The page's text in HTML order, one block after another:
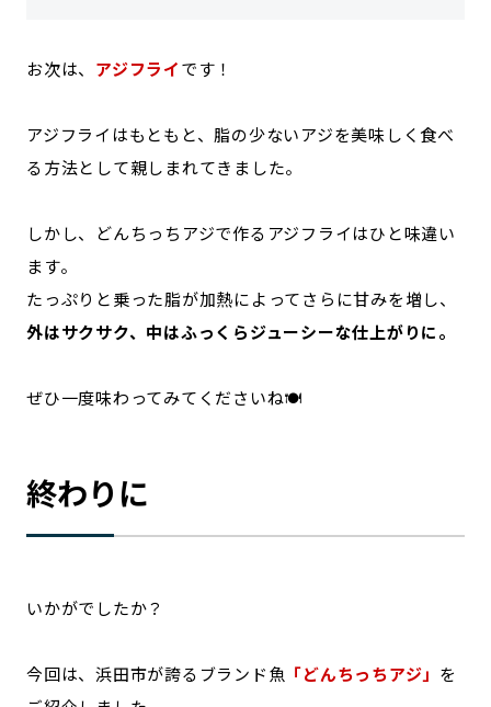
お次は、 アジフライです！
アジフライはもともと、脂の少ないアジを美味しく食べ
る方法として親しまれてきました。
しかし、どんちっちアジで作るアジフライはひと味違い
ます。
たっぷりと乗った脂が加熱によってさらに甘みを増し、
外はサクサク、中はふっくらジューシーな仕上がりに。
ぜひ一度味わってみてくださいね🍽️
終わりに
いかがでしたか？
今回は、浜田市が誇るブランド魚 「どんちっちアジ」 を